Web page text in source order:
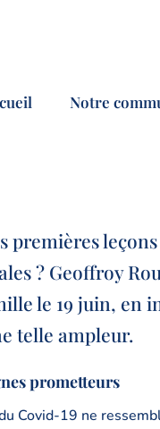
Notre
premières
? Geoffroy
le 19 juin, en
telle ampleur.
prometteurs
Covid-19 ne